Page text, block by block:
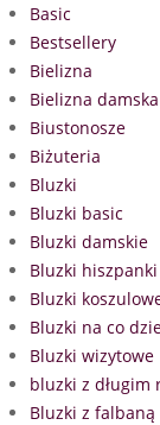
Basic
Bestsellery
Bielizna
Bielizna damska
Biustonosze
Biżuteria
Bluzki
Bluzki basic
Bluzki damskie
Bluzki hiszpanki
Bluzki
Bluzki na co
Bluzki wizytowe
bluzki z długim
Bluzki z falbaną